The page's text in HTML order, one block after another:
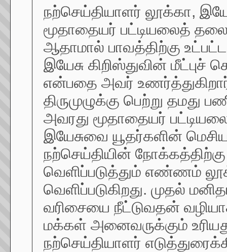
நற்செய்தியாளர் லூக்கா,
மூதாதையர் பட்டியலைத்
ஆதாமால் பாவத்திற்கு
இயேசு கிறிஸ்துவின் மீட்புச்
என்பதை அவர்
திருமுழுக்கு பெற்று
அவரது மூதாதையர்
இயேசுவை யூதர்களின்
நற்செய்தியின்
வெளிப்படுத்தும் எண்ணம்
வெளிப்படுகிறது. முதல்
வரிசையை நீட்டுவதன்
மக்கள் அனைவருக்கும்
நற்செய்தியாளர்